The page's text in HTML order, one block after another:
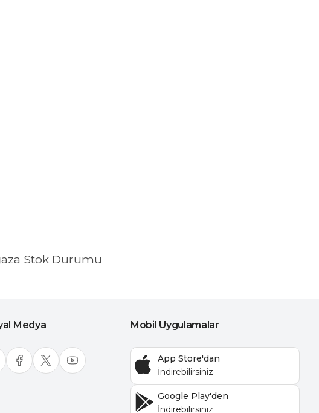
Stok Durumu
Medya Mobil Uygulamalar
App Store'dan
Google Play'den